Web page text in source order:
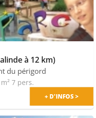
à 12 km)
du périgord
7 pers.
+ D'INFOS >